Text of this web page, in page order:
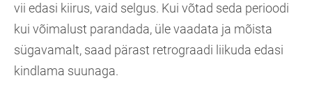
vii edasi kiirus, vaid selgus. Kui võtad seda perioodi
kui võimalust parandada, üle vaadata ja mõista
sügavamalt, saad pärast retrograadi liikuda edasi
kindlama suunaga.